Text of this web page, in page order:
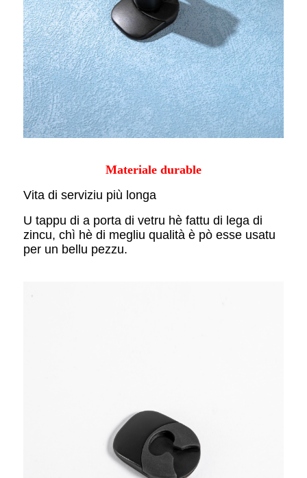
Materiale durable
Vita di serviziu più longa
U tappu di a porta di vetru hè fattu di lega di
zincu, chì hè di megliu qualità è pò esse usatu
per un bellu pezzu.